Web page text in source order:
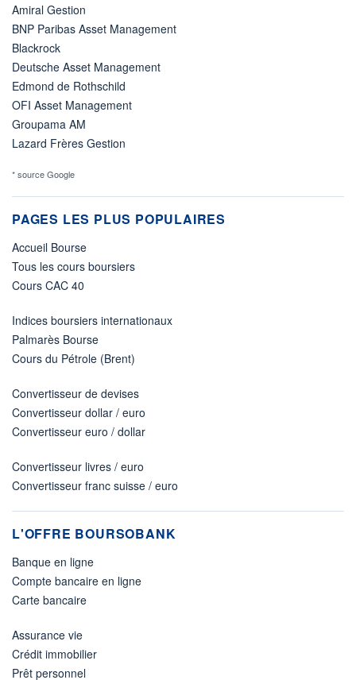
Amiral Gestion
BNP Paribas Asset Management
Blackrock
Deutsche Asset Management
Edmond de Rothschild
OFI Asset Management
Groupama AM
Lazard Frères Gestion
* source Google
PAGES LES PLUS POPULAIRES
Accueil Bourse
Tous les cours boursiers
Cours CAC 40
Indices boursiers internationaux
Palmarès Bourse
Cours du Pétrole (Brent)
Convertisseur de devises
Convertisseur dollar / euro
Convertisseur euro / dollar
Convertisseur livres / euro
Convertisseur franc suisse / euro
L'OFFRE BOURSOBANK
Banque en ligne
Compte bancaire en ligne
Carte bancaire
Assurance vie
Crédit immobilier
Prêt personnel